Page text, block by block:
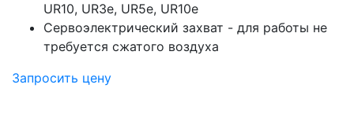
UR10, UR3e, UR5e, UR10e
Сервоэлектрический захват - для работы не
требуется сжатого воздуха
Запросить цену